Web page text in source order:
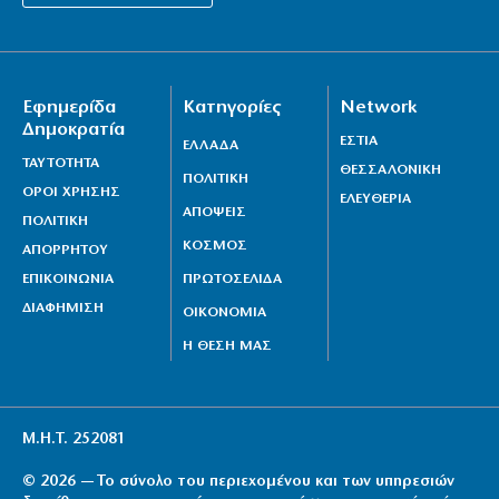
Όλα για όλα για την ανατροπή ο ΠΑΟΚ
6|08|2026 | 22:47
Ιστορική επίσκεψη Ζελένσκι στη Σερβία
6|08|2026 | 22:40
Εφημερίδα
Δημοκρατία
ΤΑΥΤΟΤΗΤΑ
ΟΡΟΙ ΧΡΗΣΗΣ
ΠΟΛΙΤΙΚΗ
ΑΠΟΡΡΗΤΟΥ
ΕΠΙΚΟΙΝΩΝΙΑ
ΔΙΑΦΗΜΙΣΗ
Κατηγορίες
ΕΛΛΑΔΑ
ΠΟΛΙΤΙΚΗ
ΑΠΟΨΕΙΣ
ΚΟΣΜΟΣ
ΠΡΩΤΟΣΕΛΙΔΑ
ΟΙΚΟΝΟΜΙΑ
Η ΘΕΣΗ ΜΑΣ
Network
ΕΣΤΙΑ
ΘΕΣΣΑΛΟΝΙΚΗ
ΕΛΕΥΘΕΡΙΑ
Μ.Η.Τ. 252081
© 2026 — Το σύνολο του περιεχομένου και των υπηρεσιών